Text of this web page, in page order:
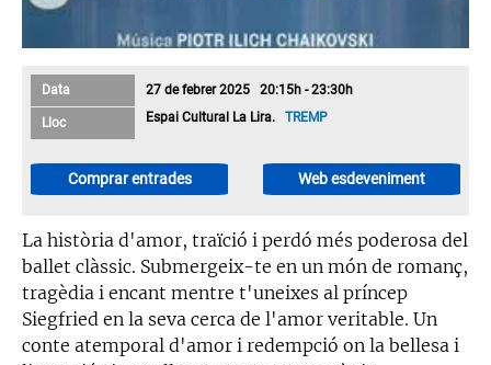
Data 27 de febrer 2025 20:15h - 23:30h
Lloc Espai Cultural La Lira.TREMP
Comprar entrades Web esdeveniment
La història d'amor, traïció i perdó més poderosa del
ballet clàssic. Submergeix-te en un món de romanç,
tragèdia i encant mentre t'uneixes al príncep
Siegfried en la seva cerca de l'amor veritable. Un
conte atemporal d'amor i redempció on la bellesa i